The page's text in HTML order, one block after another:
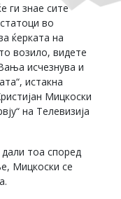
ги знае сите
во
ќерката на
возило, видете
исчезнува и
истакна
Мицкоски
на Телевизија
тоа според
Мицкоски се